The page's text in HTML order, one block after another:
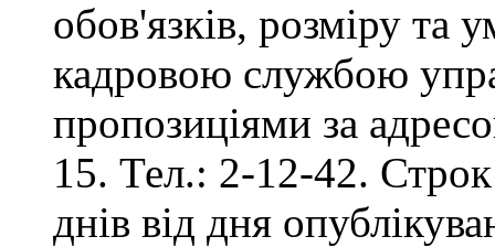
обов'язків, розміру та
кадровою службою
пропозиціями за
15. Тел.: 2-12-42.
днів від дня